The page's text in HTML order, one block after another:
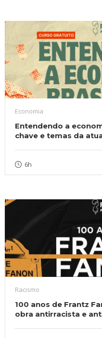
Economia
Entendendo a
chave e temas da
6h
Racismo
100 anos de Frantz
obra antirracista e